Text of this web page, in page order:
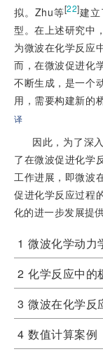
拟。Zhu等[22]建
型。在上述研究中
为微波在化学反应
而，在微波促进化
不断生成，是一个
用，需要构建新的
译
因此，为了深
了在微波促进化学
工作进展，即微波
促进化学反应过程
化的进一步发展提
1 微波化学动力
2 化学反应中的
3 微波在化学反
4 数值计算案例